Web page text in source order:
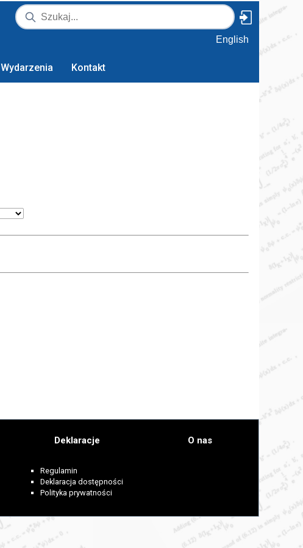
English
Wydarzenia Kontakt
Deklaracje
Regulamin
Deklaracja dostępności
Polityka prywatności
O nas